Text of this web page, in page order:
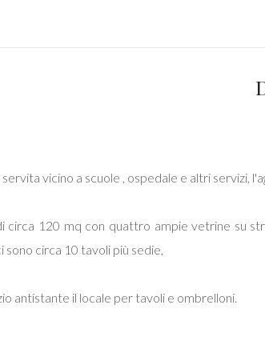
servita vicino a scuole , ospedale e altri servizi,
circa 120 mq con quattro ampie vetrine su
sono circa 10 tavoli più sedie,
antistante il locale per tavoli e ombrelloni.